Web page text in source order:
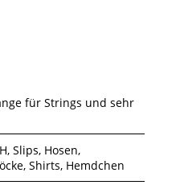
für Strings und sehr
Slips, Hosen,
Shirts, Hemdchen